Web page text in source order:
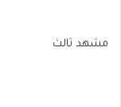
مشهد ثالث